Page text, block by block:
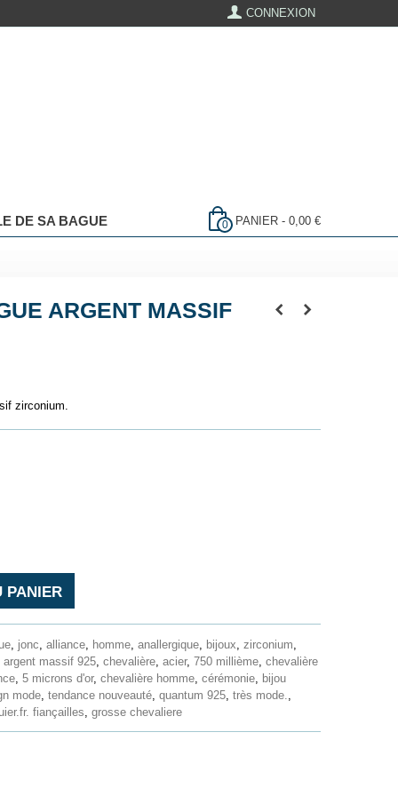
CONNEXION
0 PANIER - 0,00 €
DE SA BAGUE
ARGENT MASSIF
zirconium.
PANIER
, jonc, alliance, homme, anallergique, bijoux, zirconium,
argent massif 925, chevalière, acier, 750 millième, chevalière
, 5 microns d'or, chevalière homme, cérémonie, bijou
mode, tendance nouveauté, quantum 925, très mode.,
fiançailles, grosse chevaliere